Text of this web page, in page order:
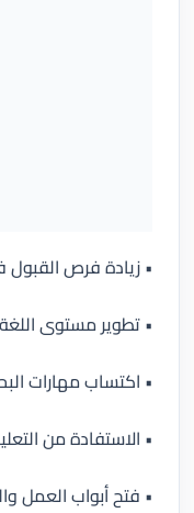
• زيادة فرص
• تطوير مستوى
• اكتساب مهارات
• الاستفادة من
• فتح أبواب العمل